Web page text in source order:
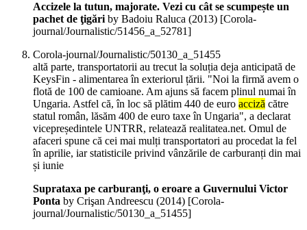
Accizele la tutun, majorate. Vezi cu cât se scumpește un
pachet de ţigăriby Badoiu Raluca (2013) [Corola-
journal/Journalistic/51456_a_52781]
Corola-journal/Journalistic/50130_a_51455
altă parte, transportatorii au trecut la soluția deja anticipată de
KeysFin - alimentarea în exteriorul țării. "Noi la firmă avem o
flotă de 100 de camioane. Am ajuns să facem plinul numai în
Ungaria. Astfel că, în loc să plătim 440 de euro acciză către
statul român, lăsăm 400 de euro taxe în Ungaria", a declarat
vicepreședintele UNTRR, relatează realitatea.net. Omul de
afaceri spune că cei mai mulți transportatori au procedat la fel
în aprilie, iar statisticile privind vânzările de carburanți din mai
și iunie
Suprataxa pe carburanţi, o eroare a Guvernului Victor
Ponta by Crişan Andreescu (2014) [Corola-
journal/Journalistic/50130_a_51455]